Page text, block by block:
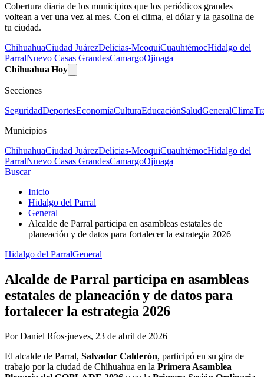
Cobertura diaria de los municipios que los periódicos grandes
voltean a ver una vez al mes. Con el clima, el dólar y la gasolina de
tu ciudad.
ChihuahuaCiudad JuárezDelicias-MeoquiCuauhtémocHidalgo del
ParralNuevo Casas GrandesCamargoOjinaga
Chihuahua Hoy
Secciones
SeguridadDeportesEconomíaCulturaEducaciónSaludGeneralClima
Municipios
ChihuahuaCiudad JuárezDelicias-MeoquiCuauhtémocHidalgo del
ParralNuevo Casas GrandesCamargoOjinaga
Buscar
Inicio
Hidalgo del Parral
General
Alcalde de Parral participa en asambleas estatales de
planeación y de datos para fortalecer la estrategia 2026
Hidalgo del ParralGeneral
Alcalde de Parral participa en asambleas
estatales de planeación y de datos para
fortalecer la estrategia 2026
PorDaniel Ríos·jueves, 23 de abril de 2026
El alcalde de Parral, Salvador Calderón, participó en su gira de
trabajo por la ciudad de Chihuahua en la Primera Asamblea